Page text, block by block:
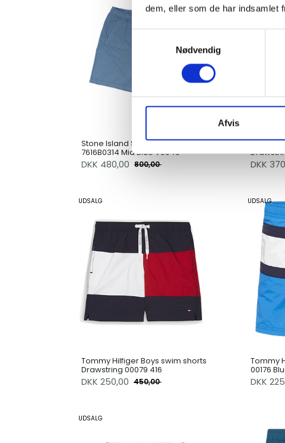
dem, eller som de har indsamlet
Nødvendig
Afvis
Stone Island Swim Shorts
7616B0314 Mid Blue V0046
DKK 480,00 800,00
Calvin
DKK
UDSALG
Tommy Hilfiger Boys swim shorts
Drawstring 00079 416
DKK 250,00 450,00
UDSALG
Tommy
00176
DKK
UDSALG